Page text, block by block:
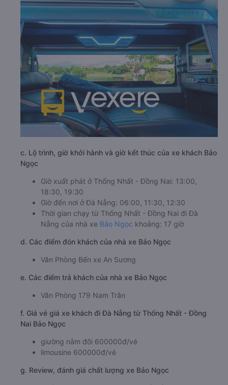
c. Lộ trình, giờ khởi hành và giờ kết thúc của xe khách Bảo
Ngọc
Giờ xuất phát ở Thống Nhất - Đồng Nai: 13:00,
18:30, 19:30
Giờ đến nơi ở Đà Nẵng: 06:00, 11:30, 12:30
Thời gian chạy từ Thống Nhất - Đồng Nai đi Đà
Nẵng của nhà xe Bảo Ngọc khoảng: 17 giờ
d. Các điểm đón khách của nhà xe Bảo Ngọc
Văn Phòng Bến xe An Sương
e. Các điểm trả khách của nhà xe Bảo Ngọc
Văn Phòng 179 Nam Trân
f. Giá vé giá xe khách đi Đà Nẵng từ Thống Nhất - Đồng
Nai Bảo Ngọc
giường nằm đôi 600000đ/vé
limousine 600000đ/vé
g. Review, đánh giá chất lượng xe Bảo Ngọc